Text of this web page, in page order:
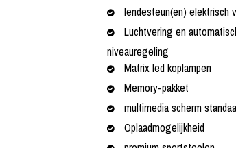
lendesteun(en) elektrisch
Luchtvering en
niveauregeling
Matrix led koplampen
Memory-pakket
multimedia scherm
Oplaadmogelijkheid